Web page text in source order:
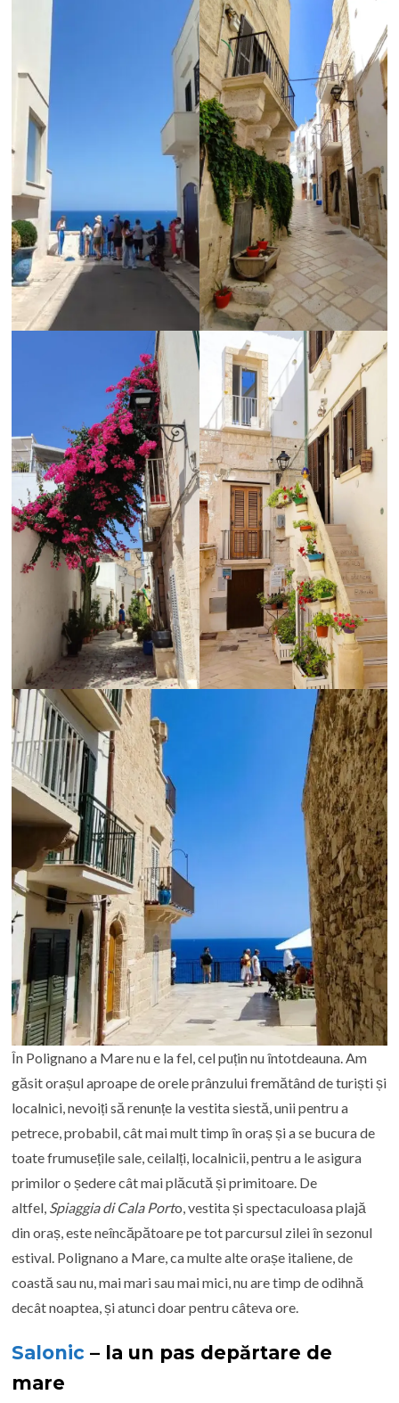
În Polignano a Mare nu e la fel, cel puțin nu întotdeauna. Am
găsit orașul aproape de orele prânzului fremătând de turiști și
localnici, nevoiți să renunțe la vestita siestă, unii pentru a
petrece, probabil, cât mai mult timp în oraș și a se bucura de
toate frumusețile sale, ceilalți, localnicii, pentru a le asigura
primilor o ședere cât mai plăcută și primitoare. De
altfel, Spiaggia di Cala Porto, vestita și spectaculoasa plajă
din oraș, este neîncăpătoare pe tot parcursul zilei în sezonul
estival. Polignano a Mare, ca multe alte orașe italiene, de
coastă sau nu, mai mari sau mai mici, nu are timp de odihnă
decât noaptea, și atunci doar pentru câteva ore.
Salonic – la un pas depărtare de
mare